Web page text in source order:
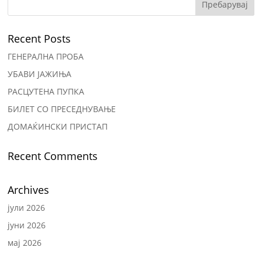
Recent Posts
ГЕНЕРАЛНА ПРОБА
УБАВИ ЈАЖИЊА
РАСЦУТЕНА ПУПКА
БИЛЕТ СО ПРЕСЕДНУВАЊЕ
ДОМАЌИНСКИ ПРИСТАП
Recent Comments
Archives
јули 2026
јуни 2026
мај 2026